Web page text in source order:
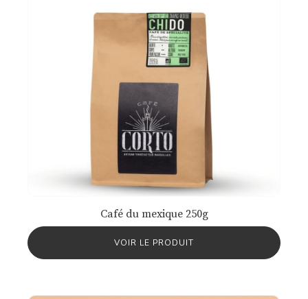
Café du mexique 250g
VOIR LE PRODUIT